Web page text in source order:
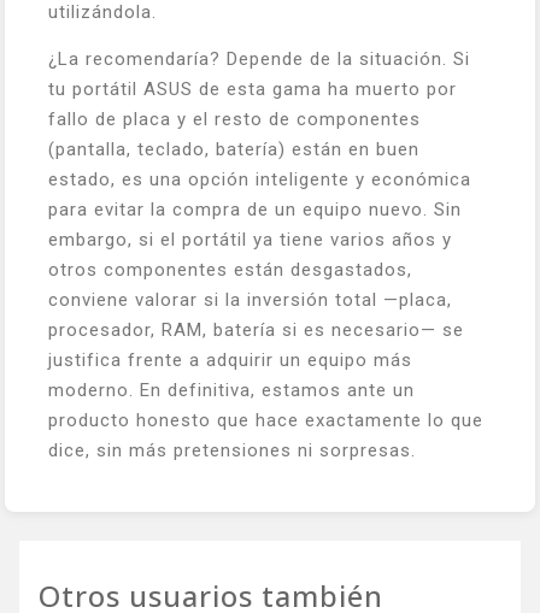
utilizándola.
¿La recomendaría? Depende de la situación. Si
tu portátil ASUS de esta gama ha muerto por
fallo de placa y el resto de componentes
(pantalla, teclado, batería) están en buen
estado, es una opción inteligente y económica
para evitar la compra de un equipo nuevo. Sin
embargo, si el portátil ya tiene varios años y
otros componentes están desgastados,
conviene valorar si la inversión total —placa,
procesador, RAM, batería si es necesario— se
justifica frente a adquirir un equipo más
moderno. En definitiva, estamos ante un
producto honesto que hace exactamente lo que
dice, sin más pretensiones ni sorpresas.
Otros usuarios también